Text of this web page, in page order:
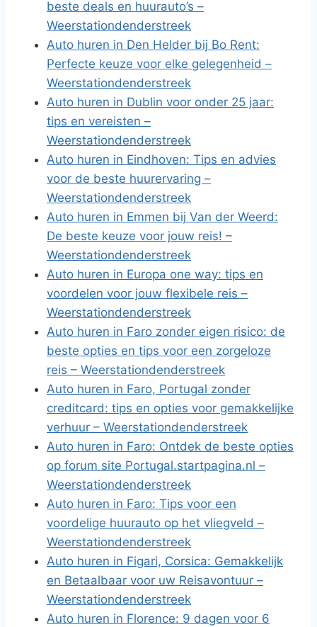
beste deals en huurauto’s –
Weerstationdenderstreek
Auto huren in Den Helder bij Bo Rent:
Perfecte keuze voor elke gelegenheid –
Weerstationdenderstreek
Auto huren in Dublin voor onder 25 jaar:
tips en vereisten –
Weerstationdenderstreek
Auto huren in Eindhoven: Tips en advies
voor de beste huurervaring –
Weerstationdenderstreek
Auto huren in Emmen bij Van der Weerd:
De beste keuze voor jouw reis! –
Weerstationdenderstreek
Auto huren in Europa one way: tips en
voordelen voor jouw flexibele reis –
Weerstationdenderstreek
Auto huren in Faro zonder eigen risico: de
beste opties en tips voor een zorgeloze
reis – Weerstationdenderstreek
Auto huren in Faro, Portugal zonder
creditcard: tips en opties voor gemakkelijke
verhuur – Weerstationdenderstreek
Auto huren in Faro: Ontdek de beste opties
op forum site Portugal.startpagina.nl –
Weerstationdenderstreek
Auto huren in Faro: Tips voor een
voordelige huurauto op het vliegveld –
Weerstationdenderstreek
Auto huren in Figari, Corsica: Gemakkelijk
en Betaalbaar voor uw Reisavontuur –
Weerstationdenderstreek
Auto huren in Florence: 9 dagen voor 6